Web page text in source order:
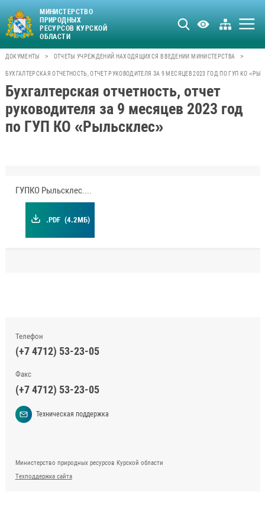
МИНИСТЕРСТВО
ПРИРОДНЫХ
РЕСУРСОВ КУРСКОЙ
ОБЛАСТИ
ДОКУМЕНТЫ > ОТЧЕТЫ УЧРЕЖДЕНИЙ НАХОДЯЩИХСЯ В ВЕДЕНИИ МИНИСТЕРСТВА >
БУХГАЛТЕРСКАЯ ОТЧЕТНОСТЬ, ОТЧЕТ РУКОВОДИТЕЛЯ ЗА 9 МЕСЯЦЕВ 2023 ГОД ПО ГУП КО
Бухгалтерская отчетность, отчет
руководителя за 9 месяцев 2023 год
по ГУП КО «Рыльсклес»
ГУПКО Рыльсклес.pdf
.PDF (4.2МБ)
Телефон
(+7 4712) 53-23-05
Факс
(+7 4712) 53-23-05
Техническая поддержка
Министерство природных ресурсов Курской области
Техподдержка сайта